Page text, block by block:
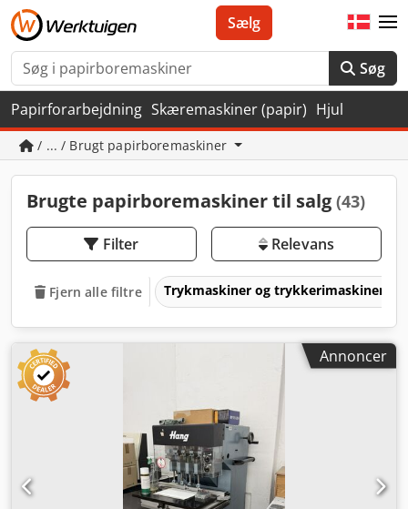
Søg
Sælg
Papirforarbejdning Skæremaskiner (papir) Hjul
/ ... / Brugt papirboremaskiner
Brugte papirboremaskiner til salg (43)
Filter Relevans
Fjern alle filtre Trykmaskiner og trykkerimaskiner
Annoncer